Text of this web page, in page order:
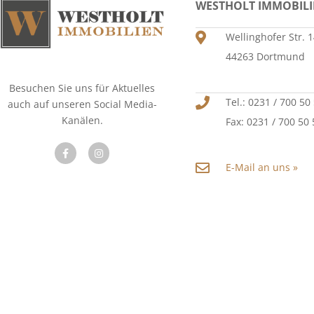
Besuchen Sie uns für Aktuelles
auch auf unseren Social Media-
Kanälen.
WESTHOLT
Wellinghofer Str.
44263 Dortmund
Tel.: 0231 / 700 50
Fax: 0231 / 700 50
E-Mail an uns »